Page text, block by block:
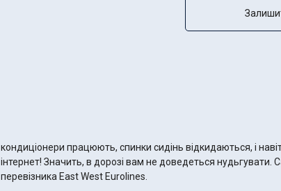
кондиціонери працюють, спинки сидінь відкидаються, і
інтернет! Значить, в дорозі вам не доведеться нудьгувати.
перевізника East West Eurolines.